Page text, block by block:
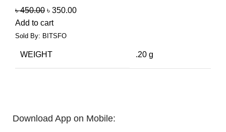
৳450.00 ৳ 350.00
Add to cart
Sold By: BITSFO
WEIGHT .20 g
Download App on Mobile: